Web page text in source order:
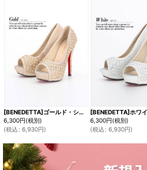
[BENEDETTA]ゴールド・シルバー・ホワイト・ブラック・オープントゥ・ビジュー・前厚・12.5cmヒール・ハイヒール・パンプス[即日発送]
6,300円(税別)
(税込 : 6,930円)
6,300円(税別)
(税込 : 6,930円)